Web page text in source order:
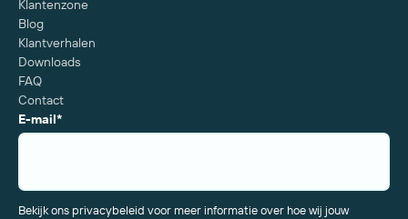
Klantenzone
Blog
Klantverhalen
Downloads
FAQ
Contact
E-mail*
Bekijk ons privacybeleid voor meer informatie over hoe wij jouw